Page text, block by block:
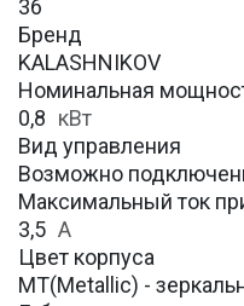
36
Бренд
KALASHNIKOV
Номинальная
0,8 кВт
Вид управления
Возможно
Максимальный ток
3,5 А
Цвет корпуса
MT(Metallic) -